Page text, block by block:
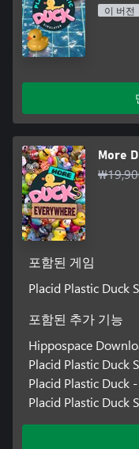
이 버전
More
포함된 게임
Placid Plastic Duck
포함된 추가 기능
Hippospace
Placid Plastic Duck
Placid Plastic Duck
Placid Plastic Duck